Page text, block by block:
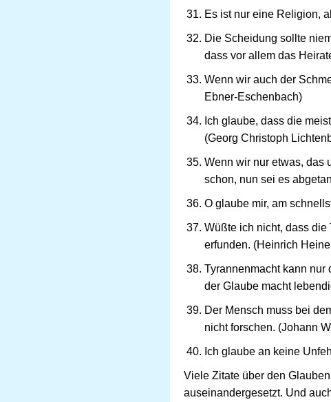
Es ist nur eine Religion,
Die Scheidung sollte
dass vor allem das
Wenn wir auch der
Ebner-Eschenbach)
Ich glaube, dass die
(Georg Christoph
Wenn wir nur etwas, das
schon, nun sei es
O glaube mir, am
Wüßte ich nicht, dass
erfunden. (Heinrich
Tyrannenmacht kann nur
der Glaube macht
Der Mensch muss bei
nicht forschen. (Johann
Ich glaube an keine
Viele Zitate über den
auseinandergesetzt. Und